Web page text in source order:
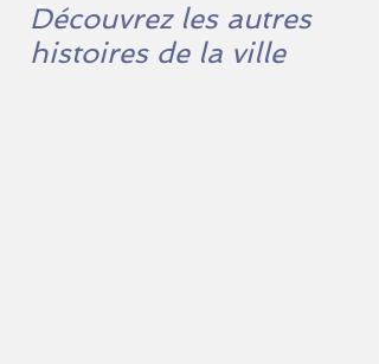
Découvrez les autres
histoires de la ville